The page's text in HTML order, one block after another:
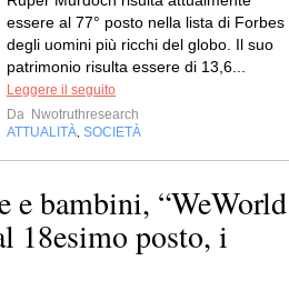
essere al 77° posto nella lista di Forbes
degli uomini più ricchi del globo. Il suo
patrimonio risulta essere di 13,6...
Leggere il seguito
Da Nwotruthresearch
ATTUALITÀ SOCIETÀ
e bambini, “WeWorld
18esimo posto, i